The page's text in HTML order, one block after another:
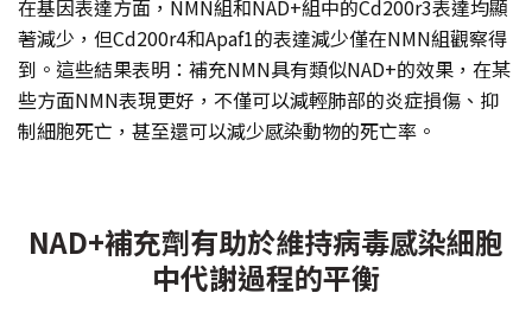
在基因表達方面，NMN組和NAD+組中的Cd200r3表達均顯
著減少，但Cd200r4和Apaf1的表達減少僅在NMN組觀察得
到。這些結果表明：補充NMN具有類似NAD+的效果，在某
些方面NMN表現更好，不僅可以減輕肺部的炎症損傷、抑
制細胞死亡，甚至還可以減少感染動物的死亡率。
NAD+補充劑有助於維持病毒感染細胞
中代謝過程的平衡